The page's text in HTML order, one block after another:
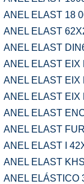
ANEL ELAST 18
ANEL ELAST
ANEL ELAST
ANEL ELAST EIX
ANEL ELAST EIX
ANEL ELAST EIX
ANEL ELAST
ANEL ELAST
ANEL ELAST I
ANEL ELAST
ANEL ELÁSTICO